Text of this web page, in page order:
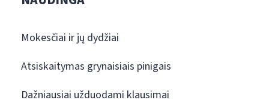
Mokesčiai ir jų dydžiai
Atsiskaitymas grynaisiais pinigais
Dažniausiai užduodami klausimai